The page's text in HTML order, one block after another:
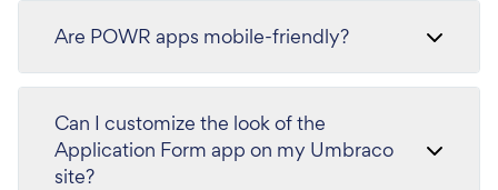
Are POWR apps mobile-friendly?
Can I customize the look of the
Application Form app on my Umbraco
site?